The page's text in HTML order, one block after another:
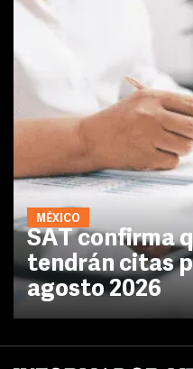
MÉXICO
SAT confirma
tendrán citas
agosto 2026